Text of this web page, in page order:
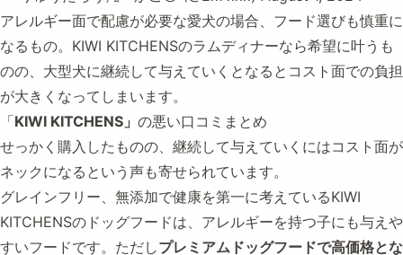
アレルギー面で配慮が必要な愛犬の場合、フード選びも慎重に
なるもの。KIWI KITCHENSのラムディナーなら希望に叶うも
のの、大型犬に継続して与えていくとなるとコスト面での負担
が大きくなってしまいます。
「KIWI KITCHENS」 の悪い口コミまとめ
せっかく購入したものの、継続して与えていくにはコスト面が
ネックになるという声も寄せられています。
グレインフリー、無添加で健康を第一に考えているKIWI
KITCHENSのドッグフードは、アレルギーを持つ子にも与えや
すいフードです。ただしプレミアムドッグフードで高価格とな